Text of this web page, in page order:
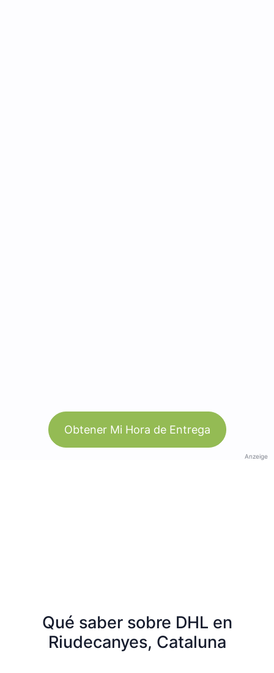
Obtener Mi Hora de Entrega
Anzeige
Qué saber sobre DHL en
Riudecanyes, Cataluna